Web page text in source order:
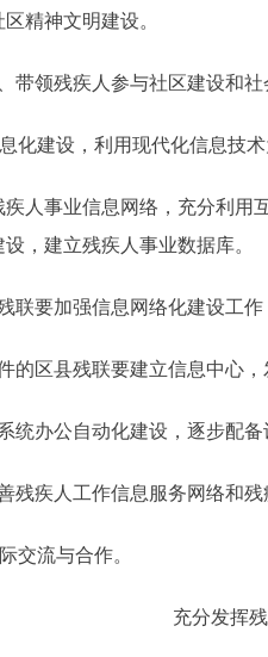
精神文明建设。
领残疾人参与社区建设和社
建设，利用现代化信息技术
事业信息网络，充分利用互
，建立残疾人事业数据库。
要加强信息网络化建设工作
区县残联要建立信息中心，
办公自动化建设，逐步配备
疾人工作信息服务网络和残
流与合作。
充分发挥残